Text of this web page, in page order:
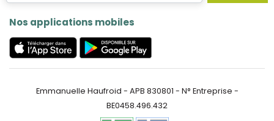
Nos applications mobiles
Emmanuelle Haufroid - APB 830801 - N° Entreprise -
BE0458.496.432